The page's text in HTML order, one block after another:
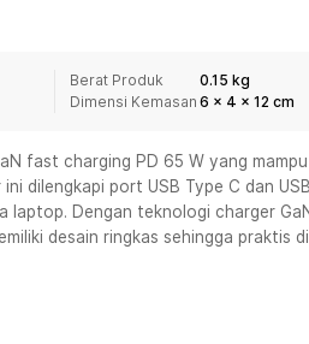
Senin - Sabtu (09:00-20:00), Minggu/
Senin - Sabtu (09:00-20:00), Minggu/
Senin - Jumat (07:00 - 20:00), Sabtu -
- Jumat (08:00 - 20:00), Sabtu -
Senin - Jumat (08:00 - 20:00), Sabtu -
Berat Produk
0.15 kg
Dimensi Kemasan 6 x 4 x 12 cm
fast charging PD 65 W yang
dilengkapi port USB Type C dan
Dengan teknologi charger
desain ringkas sehingga praktis